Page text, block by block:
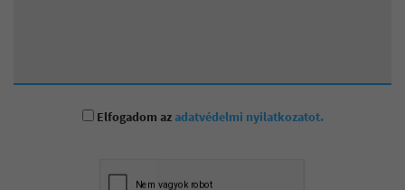
Elfogadom az adatvédelmi nyilatkozatot.